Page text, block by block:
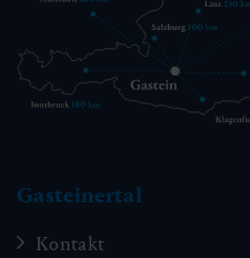
Gasteinertal
Kontakt